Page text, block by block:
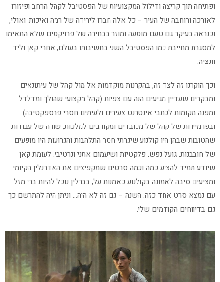
ופתיחה תוך קריצה ודילול המקצועיות של הפסטיבל לקהל הרחב ופיזורו
לאורכה ורוחבה של העיר – כל אלה חברו לירידה של רמה ואיכות. ואולי,
וכנראה בעיקר גם טעם מוטעה ומוזר בבחירה של פרויקטים שלא התאימו
למסגרת מחייבת כמו הפסטיבל השני בחשיבותו בעולם, אחרי קאן וליד
וונציה.
וכך הוקרנו זה לצד זה, בהקרנות מוקדמות אל מול קהל של עיתונאים
ומבקרים שעדיין מגיעים הנה עם צפיות (קהל מקצועי שהולך ומדלדל
ומפנה מקומות לכתבי אינטרנט צעירים ולעיתים חסרי פרספקטיבה)
ובפרמיירות של קהל של מכובדים ומקורבים למלכות, שורה של עבודות
שהטובות שבהן היו קולנוע שיגרתי חסר התלהבות והגרועות היו מופעים
של חובבנות, גועל נפש, פלקטיות ושיעמום אתני ונרטיבי. לעומת קאן
שיודע תמיד להציע כמה וכמה סרטים שמקפיצים את האדרנלין הקיומי
ומציעים סיבה לאמונה בקולנוע כאמנות על, בברלין נוכל להיות ברי מזל
עם נמצא סרט אחד כזה. השנה – גם זה לא היה… וניתן היה להתרשם כך
גם בדיווחים הקודמים שלי.